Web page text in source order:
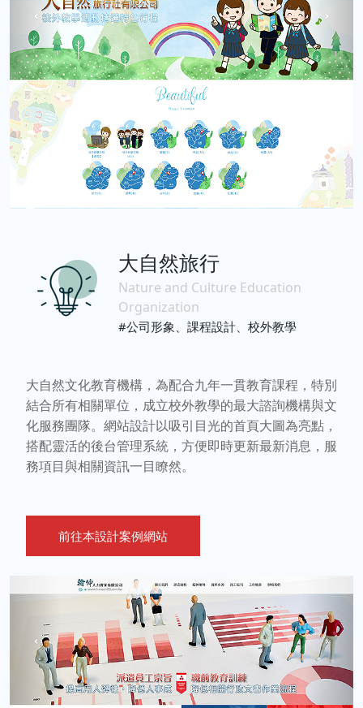
大自然旅行
Nature and Culture Education
Organization
#公司形象、課程設計、校外教學
大自然文化教育機構，為配合九年一貫教育課程，特別
結合所有相關單位，成立校外教學的最大諮詢機構與文
化服務團隊。網站設計以吸引目光的首頁大圖為亮點，
搭配靈活的後台管理系統，方便即時更新最新消息，服
務項目與相關資訊一目瞭然。
前往本設計案例網站